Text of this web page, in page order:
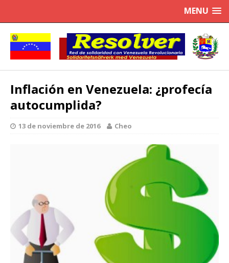
MENU
Inflación en Venezuela: ¿profecía
autocumplida?
13 de noviembre de 2016 Cheo